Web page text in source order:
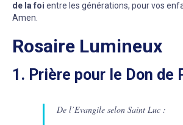
de la foi entre les générations, pour vos
Amen.
Rosaire Lumineux
1. Prière pour le Don de
De l’Evangile selon Saint Luc :